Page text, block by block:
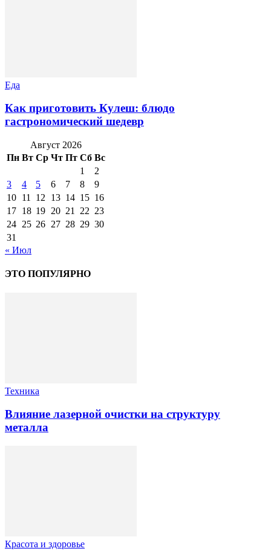
Еда
Как приготовить Кулеш: блюдо
гастрономический шедевр
Август 2026
Пн Вт Ср Чт Пт Сб Вс
1
2
3
4 5 6 7 8
9
10 11 12 13 14 15 16
17 18 19 20 21 22 23
24 25 26 27 28 29 30
31
« Июл
ЭТО ПОПУЛЯРНО
Техника
Влияние лазерной очистки на структуру
металла
Красота и здоровье